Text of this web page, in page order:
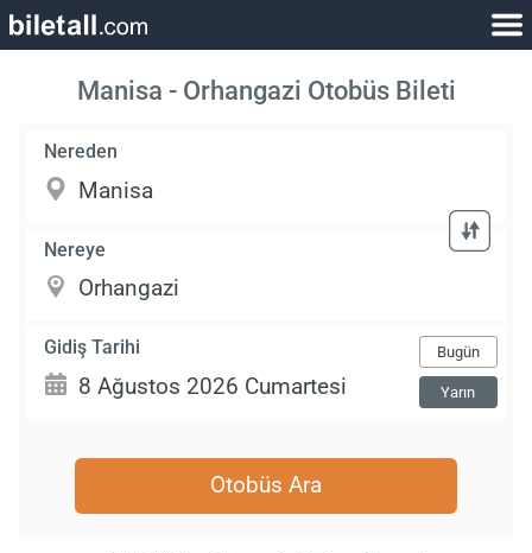
Manisa - Orhangazi Otobüs Bileti
Nereden
Nereye
Gidiş Tarihi Bugün
Yarın
Otobüs Ara